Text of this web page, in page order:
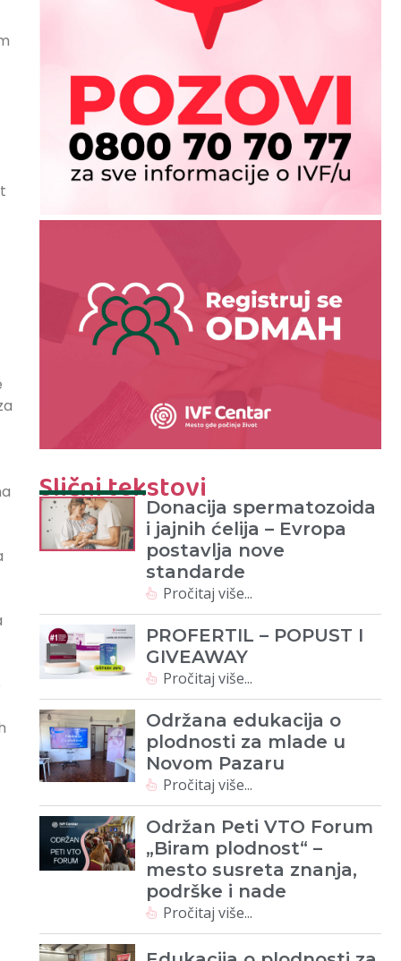
Slični tekstoviDonacija spermatozoida
i jajnih ćelija – Evropa
postavlja nove
standarde
Pročitaj više...
PROFERTIL – POPUST I
GIVEAWAY
Pročitaj više...
Održana edukacija o
plodnosti za mlade u
Novom Pazaru
Pročitaj više...
Održan Peti VTO Forum
„Biram plodnost“ –
mesto susreta znanja,
podrške i nade
Pročitaj više...